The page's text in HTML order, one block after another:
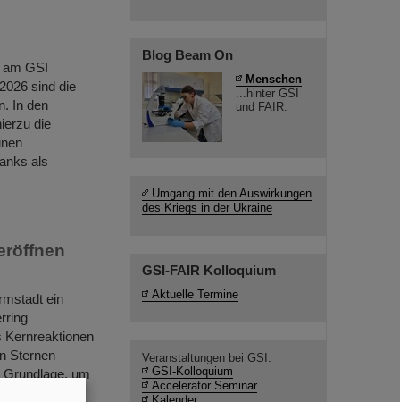
GSI
sind die
In den
die
als
ein
Kernreaktionen
Sternen
um
zu
Blog Beam On
Menschen
...hinter GSI
und FAIR.
Umgang mit den Auswirkungen
des Kriegs in der Ukraine
GSI-FAIR Kolloquium
Aktuelle Termine
Veranstaltungen bei GSI:
GSI-Kolloquium
Accelerator Seminar